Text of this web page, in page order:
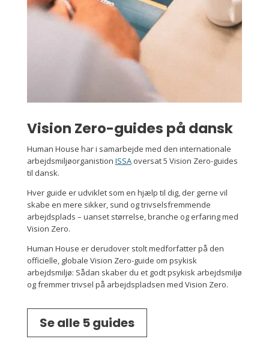
Vision Zero-guides på dansk
Human House har i samarbejde med den internationale
arbejdsmiljøorganistion ISSAoversat 5 Vision Zero-guides
til dansk.
Hver guide er udviklet som en hjælp til dig, der gerne vil
skabe en mere sikker, sund og trivselsfremmende
arbejdsplads – uanset størrelse, branche og erfaring med
Vision Zero.
Human House er derudover stolt medforfatter på den
officielle, globale Vision Zero-guide om psykisk
arbejdsmiljø: Sådan skaber du et godt psykisk arbejdsmiljø
og fremmer trivsel på arbejdspladsen med Vision Zero.
Se alle 5 guides